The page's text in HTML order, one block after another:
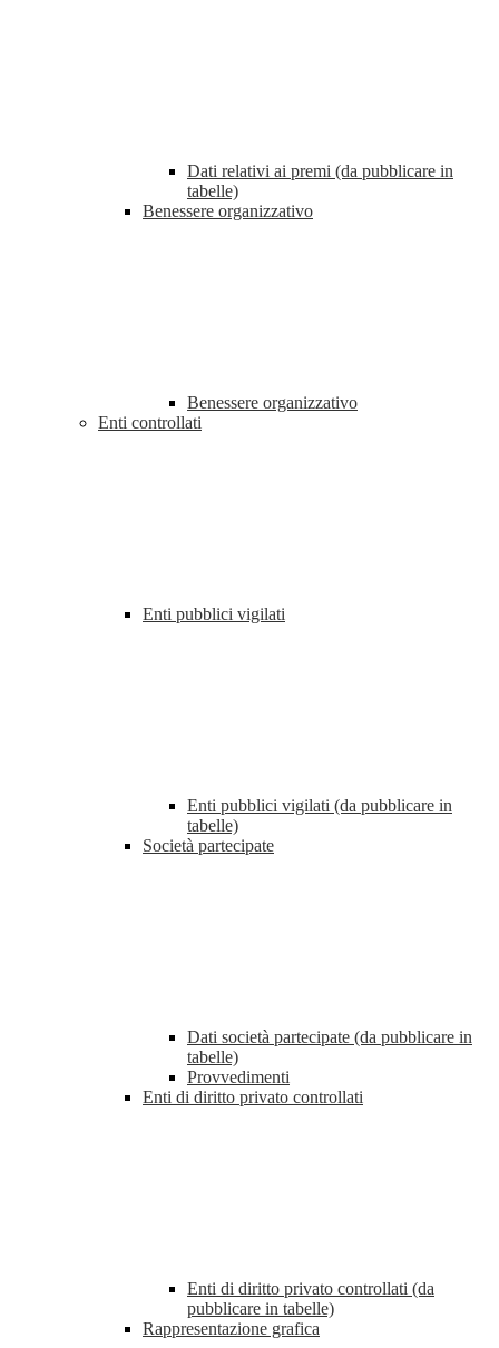
Dati relativi ai premi (da pubblicare in
tabelle)
Benessere organizzativo
Benessere organizzativo
Enti controllati
Enti pubblici vigilati
Enti pubblici vigilati (da pubblicare in
tabelle)
Società partecipate
Dati società partecipate (da pubblicare in
tabelle)
Provvedimenti
Enti di diritto privato controllati
Enti di diritto privato controllati (da
pubblicare in tabelle)
Rappresentazione grafica